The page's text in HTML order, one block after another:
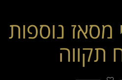
מסאז נוספות
תקווה